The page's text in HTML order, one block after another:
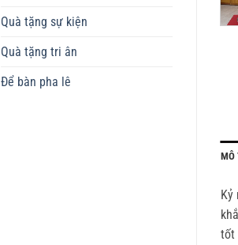
Quà tặng sự kiện
Quà tặng tri ân
Để bàn pha lê
MÔ
Kỷ
tốt